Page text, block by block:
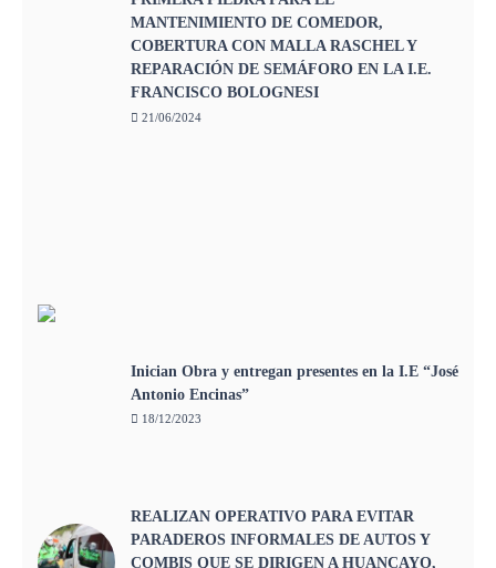
MANTENIMIENTO DE COMEDOR,
COBERTURA CON MALLA RASCHEL Y
REPARACIÓN DE SEMÁFORO EN LA I.E.
FRANCISCO BOLOGNESI
21/06/2024
Inician Obra y entregan presentes en la I.E “José
Antonio Encinas”
18/12/2023
REALIZAN OPERATIVO PARA EVITAR
PARADEROS INFORMALES DE AUTOS Y
COMBIS QUE SE DIRIGEN A HUANCAYO,